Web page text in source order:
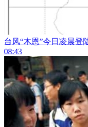
台风“木恩”今日凌晨登
08:43